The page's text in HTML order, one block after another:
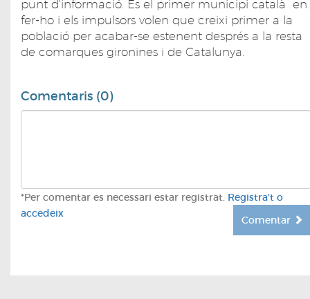
punt d'informació. És el primer municipi català en
fer-ho i els impulsors volen que creixi primer a la
població per acabar-se estenent després a la resta
de comarques gironines i de Catalunya.
Comentaris (0)
*Per comentar es necessari estar registrat. Registra't o
accedeix
Comentar